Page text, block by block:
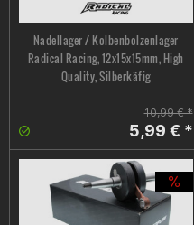
Nadellager / Kolbenbolzenlager
Radical Racing, 12x15x15mm, High
Quality, Silberkäfig
10,99 € *
5,99 € *